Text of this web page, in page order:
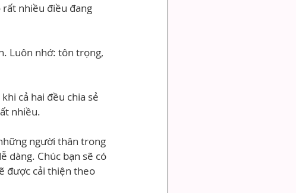
rất nhiều điều đang
Luôn nhớ: tôn trọng,
cả hai đều chia sẻ
nhiều.
người thân trong
dàng. Chúc bạn sẽ có
được cải thiện theo